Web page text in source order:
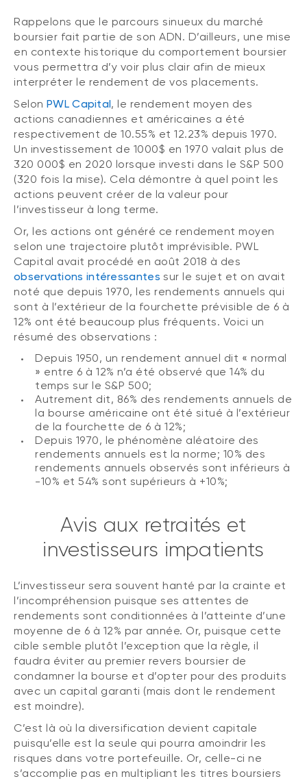
Rappelons que le parcours sinueux du marché
boursier fait partie de son ADN. D’ailleurs, une mise
en contexte historique du comportement boursier
vous permettra d’y voir plus clair afin de mieux
interpréter le rendement de vos placements.
Selon PWL Capital, le rendement moyen des
actions canadiennes et américaines a été
respectivement de 10.55% et 12.23% depuis 1970.
Un investissement de 1000$ en 1970 valait plus de
320 000$ en 2020 lorsque investi dans le S&P 500
(320 fois la mise). Cela démontre à quel point les
actions peuvent créer de la valeur pour
l’investisseur à long terme.
Or, les actions ont généré ce rendement moyen
selon une trajectoire plutôt imprévisible. PWL
Capital avait procédé en août 2018 à des
observations intéressantes sur le sujet et on avait
noté que depuis 1970, les rendements annuels qui
sont à l’extérieur de la fourchette prévisible de 6 à
12% ont été beaucoup plus fréquents. Voici un
résumé des observations :
Depuis 1950, un rendement annuel dit « normal
» entre 6 à 12% n’a été observé que 14% du
temps sur le S&P 500;
Autrement dit, 86% des rendements annuels de
la bourse américaine ont été situé à l’extérieur
de la fourchette de 6 à 12%;
Depuis 1970, le phénomène aléatoire des
rendements annuels est la norme; 10% des
rendements annuels observés sont inférieurs à
-10% et 54% sont supérieurs à +10%;
Avis aux retraités et
investisseurs impatients
L’investisseur sera souvent hanté par la crainte et
l’incompréhension puisque ses attentes de
rendements sont conditionnées à l’atteinte d’une
moyenne de 6 à 12% par année. Or, puisque cette
cible semble plutôt l’exception que la règle, il
faudra éviter au premier revers boursier de
condamner la bourse et d’opter pour des produits
avec un capital garanti (mais dont le rendement
est moindre).
C’est là où la diversification devient capitale
puisqu’elle est la seule qui pourra amoindrir les
risques dans votre portefeuille. Or, celle-ci ne
s’accomplie pas en multipliant les titres boursiers